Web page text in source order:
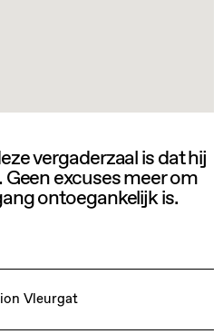
vergaderzaal is dat hij
excuses meer om
ontoegankelijk is.
Vleurgat